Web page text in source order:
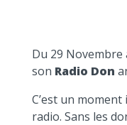
Du 29 Novembre
son Radio Don
C’est un
radio. Sans les